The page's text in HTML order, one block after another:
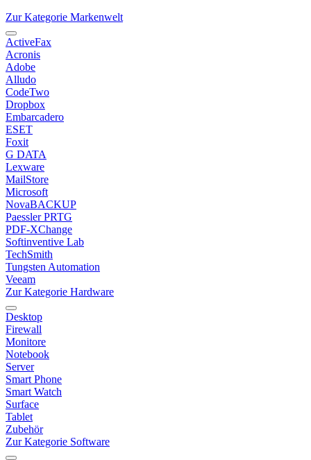
Zur Kategorie Markenwelt
ActiveFax
Acronis
Adobe
Alludo
CodeTwo
Dropbox
Embarcadero
ESET
Foxit
G DATA
Lexware
MailStore
Microsoft
NovaBACKUP
Paessler PRTG
PDF-XChange
Softinventive Lab
TechSmith
Tungsten Automation
Veeam
Zur Kategorie Hardware
Desktop
Firewall
Monitore
Notebook
Server
Smart Phone
Smart Watch
Surface
Tablet
Zubehör
Zur Kategorie Software